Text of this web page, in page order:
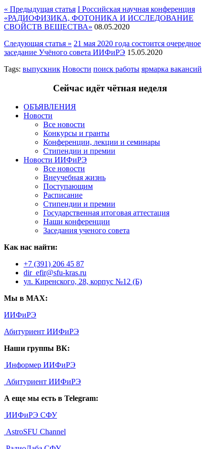
« Предыдущая статья I Российская научная конференция
«РАДИОФИЗИКА, ФОТОНИКА И ИССЛЕДОВАНИЕ
СВОЙСТВ ВЕЩЕСТВА» 08.05.2020
Следующая статья » 21 мая 2020 года состоится очередное
заседание Учёного совета ИИФиРЭ 15.05.2020
Tags: выпускник Новости поиск работы ярмарка вакансий
Сейчас идёт чётная неделя
ОБЪЯВЛЕНИЯ
Новости
Все новости
Конкурсы и гранты
Конференции, лекции и семинары
Стипендии и премии
Новости ИИФиРЭ
Все новости
Внеучебная жизнь
Поступающим
Расписание
Стипендии и премии
Государственная итоговая аттестация
Наши конференции
Заседания ученого совета
Как нас найти:
+7 (391) 206 45 87
dir_efir@sfu-kras.ru
ул. Киренского, 28, корпус №12 (Б)
Мы в MAX:
ИИФиРЭ
Абитуриент ИИФиРЭ
Наши группы ВК:
Информер ИИФиРЭ
Абитуриент ИИФиРЭ
А еще мы есть в Telegram:
ИИФиРЭ СФУ
AstroSFU Channel